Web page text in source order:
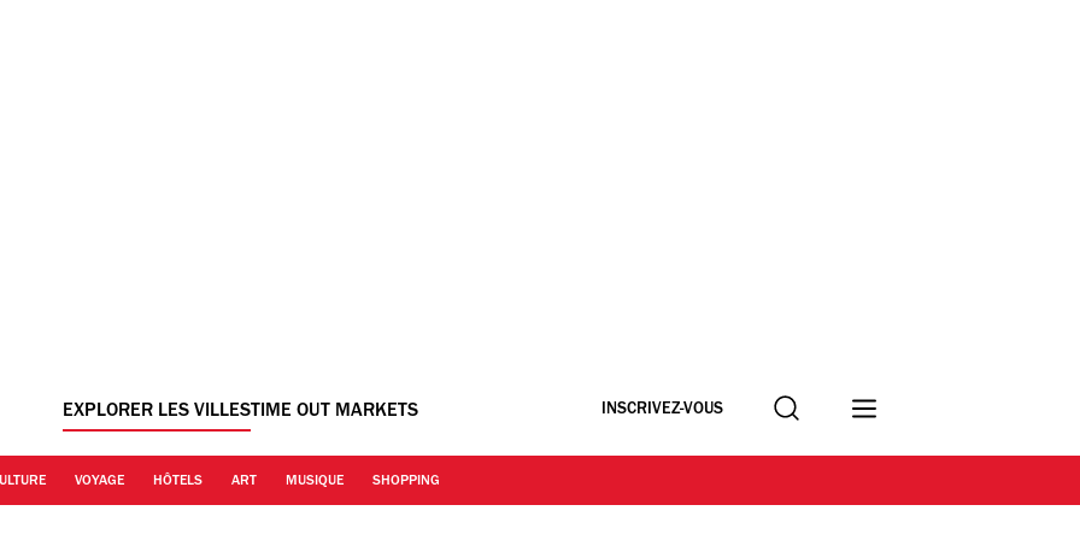
EXPLORER LES VILLESTIME OUT MARKETS INSCRIVEZ-VOUS Recherche
VOYAGE HÔTELS ART MUSIQUE SHOPPING